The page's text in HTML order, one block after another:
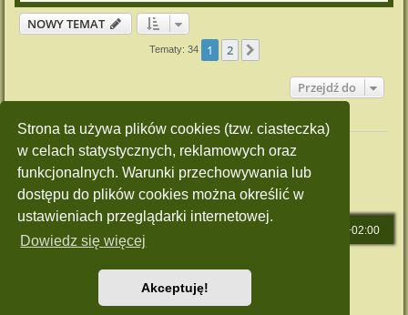
Strona ta używa plików cookies (tzw. ciasteczka)
w celach statystycznych, reklamowych oraz
funkcjonalnych. Warunki przechowywania lub
dostępu do plików cookies można określić w
ustawieniach przeglądarki internetowej.
Dowiedz się więcej
Akceptuję!
NOWY TEMAT
Tematy: 34 1 2
Przejdź do
Twoje uprawnienia na tym forum
Nie możesz
tworzyć nowych tematów
Nie możeszodpowiadać w tematach
Nie możeszzmieniać swoich postów
Nie możesz usuwać swoich postów
Nie możesz dodawać załączników
UTC+02:00
Style: Green-Style by Joyce&LunaphpBB-Style-Design
Zasady ochrony danych osobowych